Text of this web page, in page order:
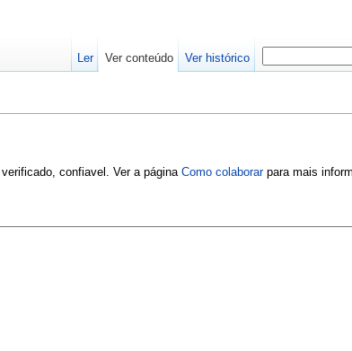
, verificado, confiavel. Ver a páginaComo colaborarpara mais
Ler Ver conteúdo Ver histórico